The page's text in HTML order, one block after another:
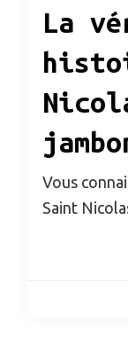
La
Vous
Saint